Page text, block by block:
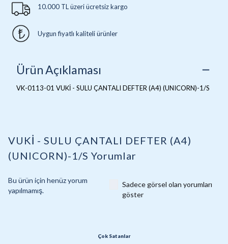
10.000 TL üzeri ücretsiz kargo
Uygun fiyatlı kaliteli ürünler
Ürün Açıklaması
VK-0113-01 VUKİ - SULU ÇANTALI DEFTER (A4) (UNICORN)-1/S
VUKİ - SULU ÇANTALI DEFTER (A4)
(UNICORN)-1/S Yorumlar
Bu ürün için henüz yorum
yapılmamış.
Sadece görsel olan yorumları
göster
Çok Satanlar